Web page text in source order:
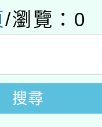
申請許可
利署委託
辦理「
及節水達
(星期六
福系列
景藝術
/瀏覽： 0
搜尋